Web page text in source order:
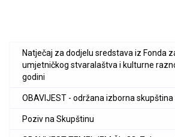
Natječaj za dodjelu sredstava iz Fonda
umjetničkog stvaralaštva i kulturne
godini
OBAVIJEST - održana izborna
Poziv na Skupštinu